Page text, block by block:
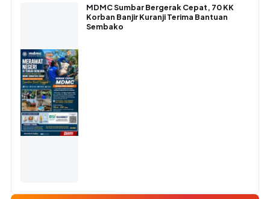
MDMC Sumbar Bergerak Cepat, 70 KK
Korban Banjir Kuranji Terima Bantuan
Sembako